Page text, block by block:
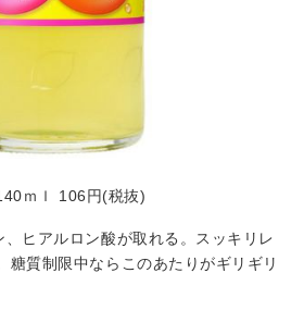
ｍｌ 106円(税抜)
、ヒアルロン酸が取れる。スッキリレ
糖質制限中ならこのあたりがギリギリ